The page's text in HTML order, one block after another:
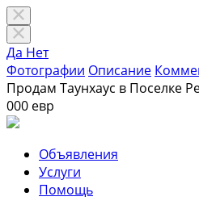
Да Нет
Фотографии Описание
Продам Таунхаус в Поселке
000 евр
Объявления
Услуги
Помощь